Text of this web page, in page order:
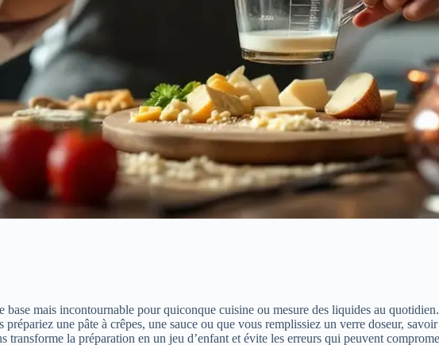
base mais incontournable pour quiconque cuisine ou mesure des liquides au
une pâte à crêpes, une sauce ou que vous remplissiez un verre doseur,
transforme la préparation en un jeu d’enfant et évite les erreurs qui peuvent